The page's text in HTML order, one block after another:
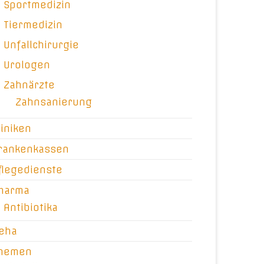
Sportmedizin
Tiermedizin
Unfallchirurgie
Urologen
Zahnärzte
Zahnsanierung
Antibiotika